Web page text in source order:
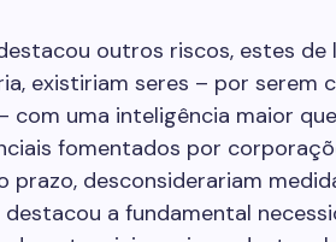
outros riscos, estes de
existiriam seres – por serem
com uma inteligência maior
fomentados por
prazo, desconsiderariam
a fundamental